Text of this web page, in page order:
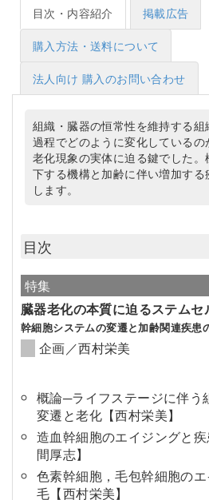
目次・内容紹介 掲載広告
購入方法・送料について
法人向け 購入のお問い合わせ
組織・臓器の恒常性を維持する
過程でどのように変化している
老化現象の実体に迫る鍵でした
下する機構と加齢に伴い増加す
します。
目次
特集
臓器老化の本質に迫るステムセ
幹細胞システムの変遷と加齢関連疾患
企画／西村栄美
概論─ライフステージに伴う
変遷と老化【西村栄美】
造血幹細胞のエイジングと
間厚志】
色素幹細胞，毛包幹細胞の
毛【西村栄美】